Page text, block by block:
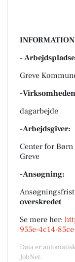
-
Greve
-
dagarbejde
-Arbejdsgiver:
Center for
Greve
-Ansøgning:
overskredet
Se mere her:
955e-4c14-
Data er
JobNet.